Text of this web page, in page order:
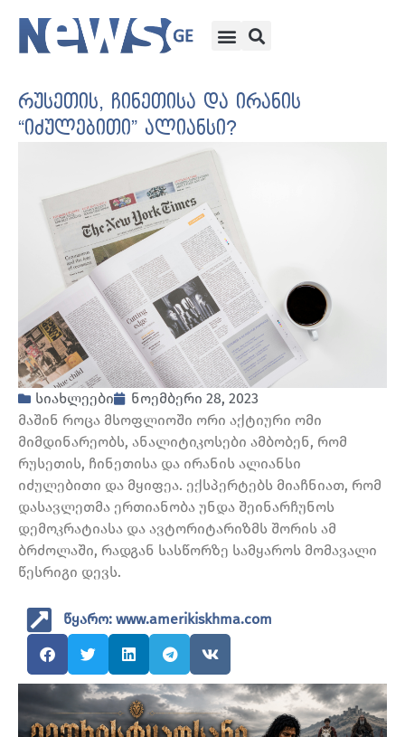
რუსეთის, ჩინეთისა და ირანის
“იძულებითი” ალიანსი?
სიახლეები
ნოემბერი 28, 2023
მაშინ როცა მსოფლიოში ორი აქტიური ომი
მიმდინარეობს, ანალიტიკოსები ამბობენ, რომ
რუსეთის, ჩინეთისა და ირანის ალიანსი
იძულებითი და მყიფეა. ექსპერტებს მიაჩნიათ, რომ
დასავლეთმა ერთიანობა უნდა შეინარჩუნოს
დემოკრატიასა და ავტორიტარიზმს შორის ამ
ბრძოლაში, რადგან სასწორზე სამყაროს მომავალი
წესრიგი დევს.
წყარო: www.amerikiskhma.com